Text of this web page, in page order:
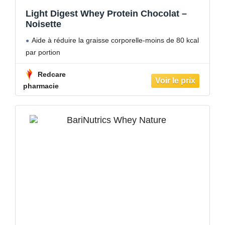
Light Digest Whey Protein Chocolat –
Noisette
Aide à réduire la graisse corporelle-moins de 80 kcal
par portion
Redcare
pharmacie